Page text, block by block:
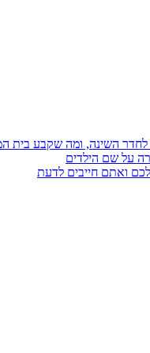
לחדר השינה, ומה שקבע בית
על שם הילדים
ואתם חייבים לדעת